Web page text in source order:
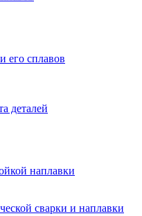
его сплавов
деталей
наплавки
сварки и наплавки